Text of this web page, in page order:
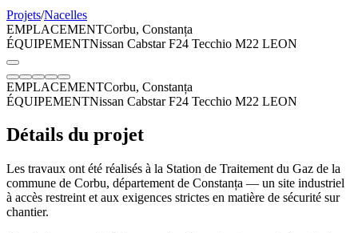
Projets/Nacelles
EMPLACEMENTCorbu, Constanța
ÉQUIPEMENTNissan Cabstar F24 Tecchio M22 LEON
EMPLACEMENTCorbu, Constanța
ÉQUIPEMENTNissan Cabstar F24 Tecchio M22 LEON
Détails du projet
Les travaux ont été réalisés à la Station de Traitement du Gaz de la
commune de Corbu, département de Constanța — un site industriel
à accès restreint et aux exigences strictes en matière de sécurité sur
chantier.